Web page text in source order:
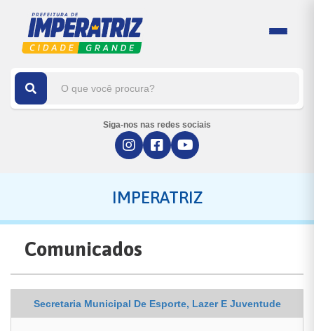
Siga-nos nas redes sociais
IMPERATRIZ
Comunicados
Secretaria Municipal De Esporte, Lazer E Juventude